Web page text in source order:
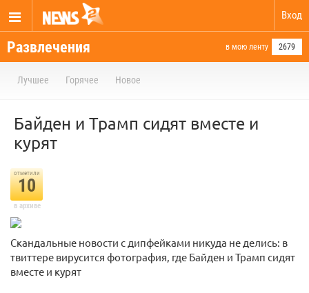
Вход
Развлечения в мою ленту 2679
Лучшее Горячее Новое
Байден и Трамп сидят вместе и
курят
отметили
10
в архиве
Скандальные новости с дипфейками никуда не делись: в
твиттере вирусится фотография, где Байден и Трамп сидят
вместе и курят